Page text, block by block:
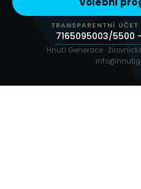
TRANSPARENTNÍ
7165095003/
Hnutí Generace ·